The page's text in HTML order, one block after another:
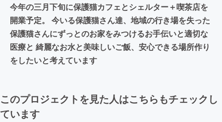
今年の三月下旬に保護猫カフェとシェルター＋喫茶店を
開業予定。 今いる保護猫さん達、地域の行き場を失った
保護猫さんにずっとのお家をみつけるお手伝いと適切な
医療と 綺麗なお水と美味しいご飯、安心できる場所作り
をしたいと考えています
このプロジェクトを見た人はこちらもチェックし
ています